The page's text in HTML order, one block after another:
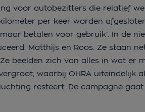
voor autobezitters die relatief
per keer worden
betalen voor gebruik’. In de
Matthijs en Roos Ze staan
beelden zich van alles in wat er
waarbij OHRA uiteindelijk
resteert. De campagne